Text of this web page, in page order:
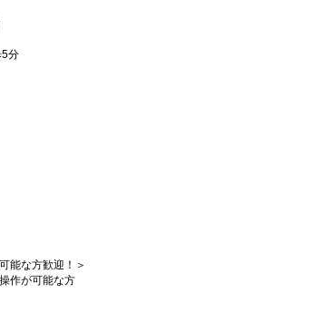
5分
能な方歓迎！＞
作が可能な方